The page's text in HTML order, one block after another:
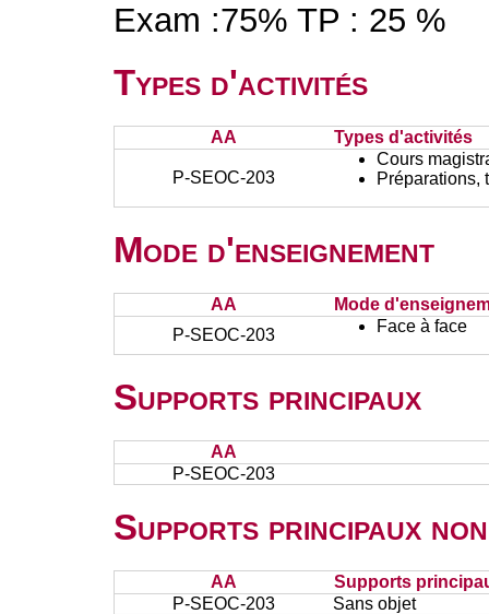
Exam :75% TP : 25 %
Types d'activités
AA Types d'activités
P-SEOC-203
Cours
Préparations,
Mode d'enseignement
AA
Mode
P-SEOC-203
Face à face
Supports principaux
AA
P-SEOC-203
Supports principaux
AA
Supports
P-SEOC-203
Sans objet